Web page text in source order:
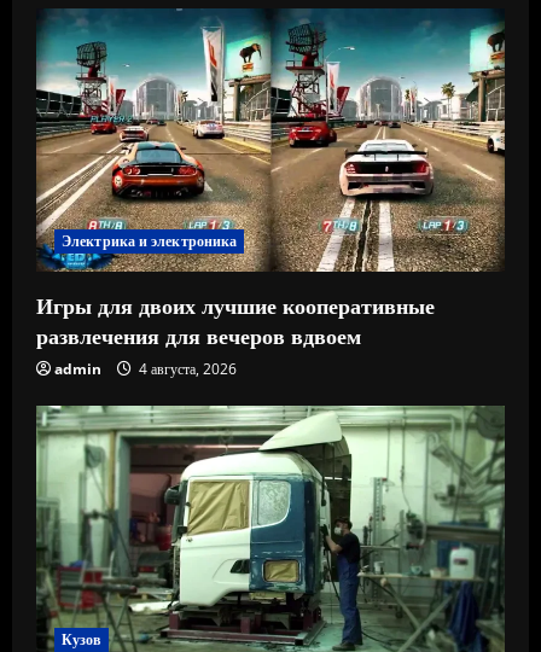
Электрика и электроника
Игры для двоих лучшие кооперативные
развлечения для вечеров вдвоем
admin 4 августа, 2026
Кузов